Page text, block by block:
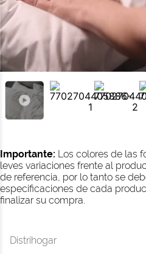
Importante: Los colores de las
leves variaciones frente al
de referencia, por lo tanto se
especificaciones de cada
finalizar su compra.
Distrihogar